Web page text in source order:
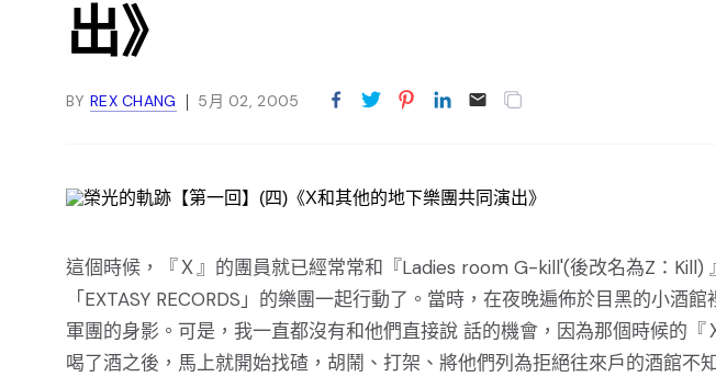
出》
BY REX CHANG 5月 02, 2005
這個時候，『Ｘ』的團員就已經常常和『Ladies room G-kill'(後改名為Z：Kill)
「EXTASY RECORDS」的樂團一起行動了。當時，在夜晚遍佈於目黑的小酒
軍團的身影。可是，我一直都沒有和他們直接說 話的機會，因為那個時候的『
喝了酒之後，馬上就開始找碴，胡鬧、打架、將他們列為拒絕往來戶的酒館不